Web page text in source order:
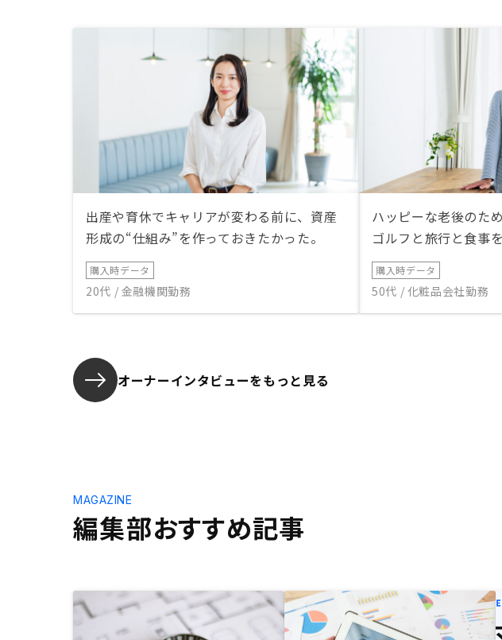
出産や育休でキャリアが変わる前に、資産
形成の“仕組み”を作っておきたかった。
購入時データ
20代 / 金融機関勤務
ハッピーな老後のた
ゴルフと旅行と食事
購入時データ
50代 / 化粧品会社勤務
オーナーインタビューをもっと見る
編集部おすすめ記事
MAGAZINE